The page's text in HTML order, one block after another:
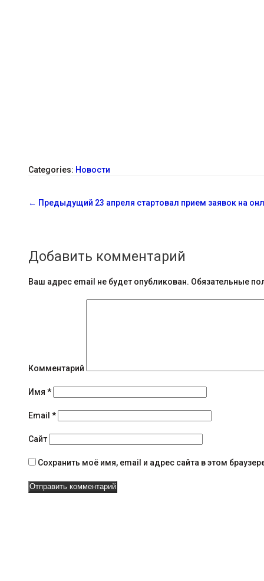
Categories: Новости
С
б
щ
я
н
а
в
и
г
а
← Предыдущий 23 апреля стартовал прием заявок на
Добавить комментарий
Ваш адрес email не будет опубликован. Обязательные
Комментарий
Имя *
Email *
Сайт
Сохранить моё имя, email и адрес сайта в этом